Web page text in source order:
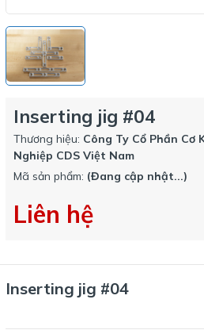
Inserting jig #04
Thương hiệu: Công Ty Cổ Phần Cơ
Nghiệp CDS Việt Nam
Mã sản phẩm: (Đang cập nhật...)
Liên hệ
Inserting jig #04